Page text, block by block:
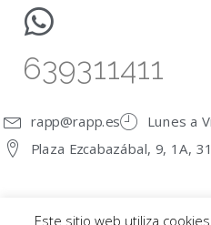
639311411
rapp@rapp.es
Lunes a
Plaza Ezcabazábal, 9, 1A,
Este sitio web utiliza